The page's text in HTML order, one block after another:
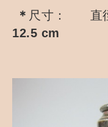
＊ 尺寸：
12.5 cm